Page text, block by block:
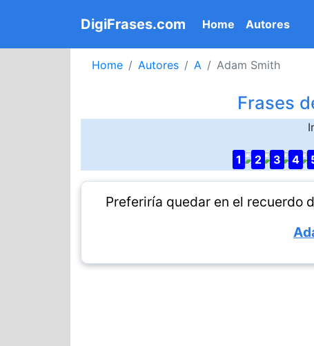
DigiFrases.com Home (current)
Autores
Home Autores A Adam Smith
Frases
1 2 3 4
Preferiría quedar en el recuerdo